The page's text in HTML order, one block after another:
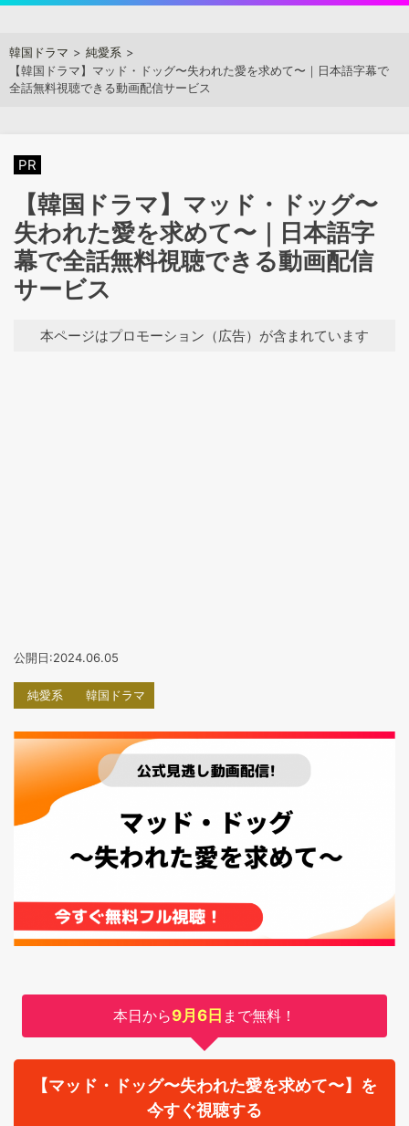
content
アジアンステージ
韓国ドラマ
純愛系
【韓国ドラマ】マッド・ドッグ〜失われた愛を求めて〜｜日本語字幕で
全話無料視聴できる動画配信サービス
PR
【韓国ドラマ】マッド・ドッグ〜
失われた愛を求めて〜｜日本語字
幕で全話無料視聴できる動画配信
サービス
本ページはプロモーション（広告）が含まれています
公開日:2024.06.05
純愛系 韓国ドラマ
本日から9月6日 まで無料！
【マッド・ドッグ〜失われた愛を求めて〜】を
今すぐ視聴する